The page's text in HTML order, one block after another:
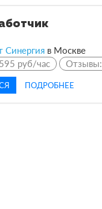
Синергия в Москве
595 руб/час Отзывы:
ПОДРОБНЕЕ